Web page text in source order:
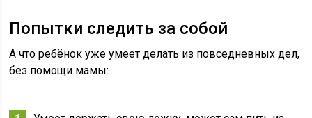
Попытки следить за собой
А что ребёнок уже умеет делать из повседневных дел,
без помощи мамы: